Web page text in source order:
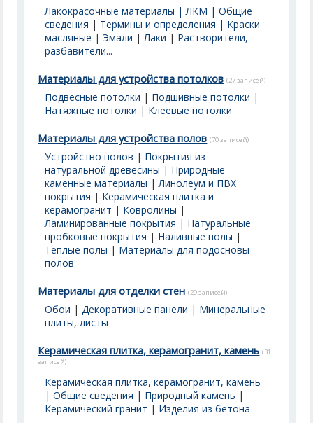
Лакокрасочные материалы | ЛКМ | Общие
сведения | Термины и определения | Краски
масляные |Эмали |Лаки | Растворители,
разбавители...
Материалы для устройства потолков (27 записей)
Подвесные потолки | Подшивные потолки |
Натяжные потолки | Клеевые потолки
Материалы для устройства полов (70 записей)
Устройство полов | Покрытия из
натуральной древесины | Природные
каменные материалы |Линолеум и ПВХ
покрытия | Керамическая плитка и
керамогранит | Ковролины |
Ламинированные покрытия | Натуральные
пробковые покрытия | Наливные полы |
Теплые полы | Материалы для подосновы
полов
Материалы для отделки стен (29 записей)
Обои |Декоративные панели | Минеральные
плиты, листы
Керамическая плитка, керамогранит, камень (31
записей)
Керамическая плитка, керамогранит, камень
| Общие сведения | Природный камень |
Керамический гранит | Изделия из бетона